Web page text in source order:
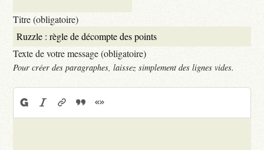
Titre (obligatoire)
Texte de votre message (obligatoire)
Pour créer des paragraphes, laissez simplement des lignes vides.